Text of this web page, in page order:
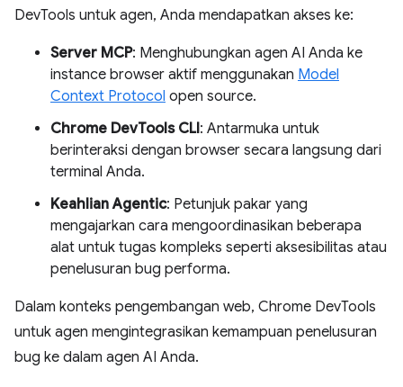
DevTools untuk agen, Anda mendapatkan akses ke:
Server MCP: Menghubungkan agen AI Anda ke
instance browser aktif menggunakan Model
Context Protocol open source.
Chrome DevTools CLI: Antarmuka untuk
berinteraksi dengan browser secara langsung dari
terminal Anda.
Keahlian Agentic: Petunjuk pakar yang
mengajarkan cara mengoordinasikan beberapa
alat untuk tugas kompleks seperti aksesibilitas atau
penelusuran bug performa.
Dalam konteks pengembangan web, Chrome DevTools
untuk agen mengintegrasikan kemampuan penelusuran
bug ke dalam agen AI Anda.